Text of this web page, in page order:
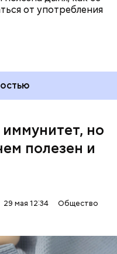
от употребления
но
полезен и
29 мая 12:34 Общество
При
синдроме
и панкреатите
из рациона, —
привести к
и раздражать
в рацион несколько
в свежем